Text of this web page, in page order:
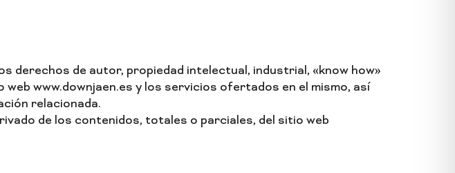
derechos de autor, propiedad intelectual, industrial, «know how»
www.downjaen.es y los servicios ofertados en el mismo, así
relacionada.
de los contenidos, totales o parciales, del sitio web